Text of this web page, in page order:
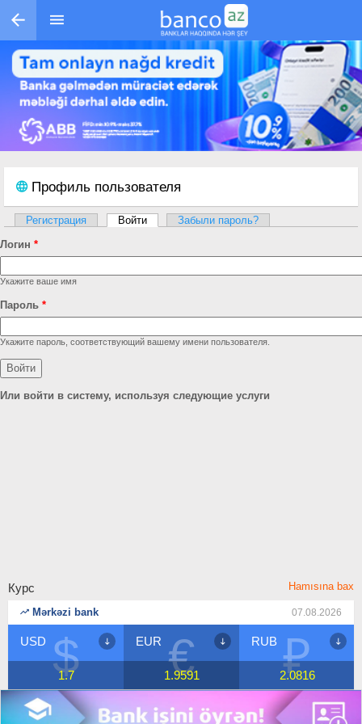
Перейти к основному содержанию
Профиль пользователя
Главные вкладки
Регистрация Войти(активная вкладка)
Забыли пароль?
Логин *
Укажите ваше имя
Пароль *
Укажите пароль, соответствующий вашему имени пользователя.
Или войти в систему, используя следующие услуги
Курс Hamısına bax
Mərkəzi bank 07.08.2026
$
USD
1.7 €
EUR
1.9591 ₽
RUB
2.0816